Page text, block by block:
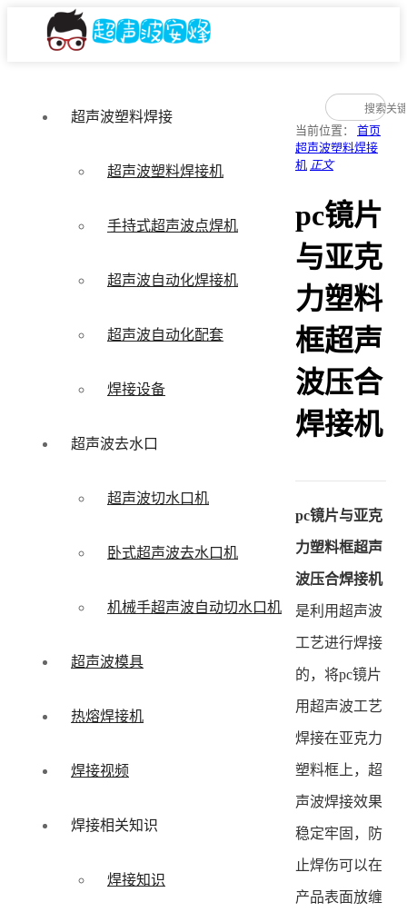
超声波塑料焊接
超声波塑料焊接机
手持式超声波点焊机
超声波自动化焊接机
超声波自动化配套
焊接设备
超声波去水口
超声波切水口机
卧式超声波去水口机
机械手超声波自动切水口机
超声波模具
热熔焊接机
焊接视频
焊接相关知识
焊接知识
当前位置： 首页
超声波塑料焊接
机 正文
pc镜片
与亚克
力塑料
框超声
波压合
焊接机
pc镜片与亚克
力塑料框超声
波压合焊接机
是利用超声波
工艺进行焊接
的，将pc镜片
用超声波工艺
焊接在亚克力
塑料框上，超
声波焊接效果
稳定牢固，防
止焊伤可以在
产品表面放缠